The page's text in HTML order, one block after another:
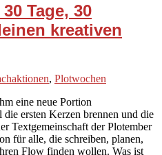
Tage, 30
kreativen
, Plotwochen
eine neue Portion
ersten Kerzen brennen und die
Textgemeinschaft der Plotember
für alle, die schreiben, planen,
Flow finden wollen. Was ist